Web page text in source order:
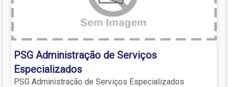
PSG Administração de Serviços
Especializados
PSG Administração de Serviços Especializados